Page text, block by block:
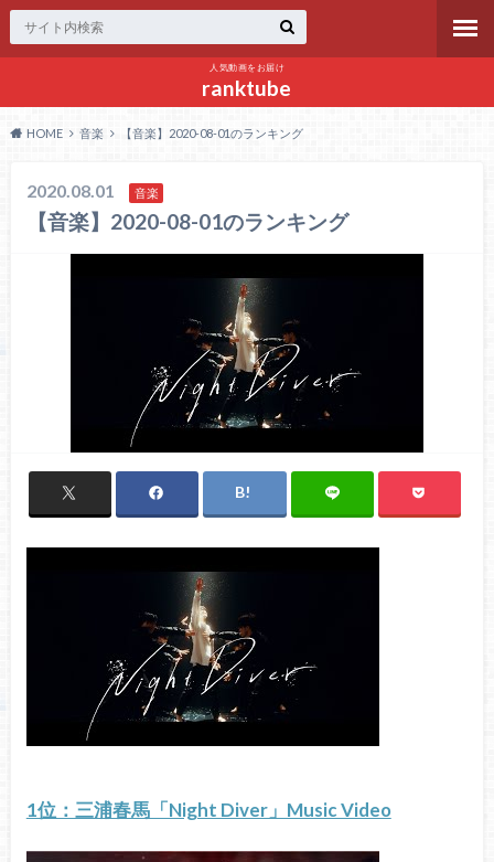
人気動画をお届け
ranktube
HOME 音楽 【音楽】2020-08-01のランキング
2020.08.01 音楽
【音楽】2020-08-01のランキング
1位：三浦春馬「Night Diver」Music Video